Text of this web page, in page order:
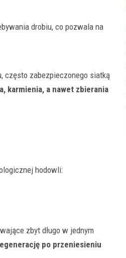
drobiu, co pozwala na
często zabezpieczonego siatką
karmienia, a nawet zbierania
hodowli:
zbyt długo w jednym
po przeniesieniu
rolnictwo to precyzyjna maszyna,